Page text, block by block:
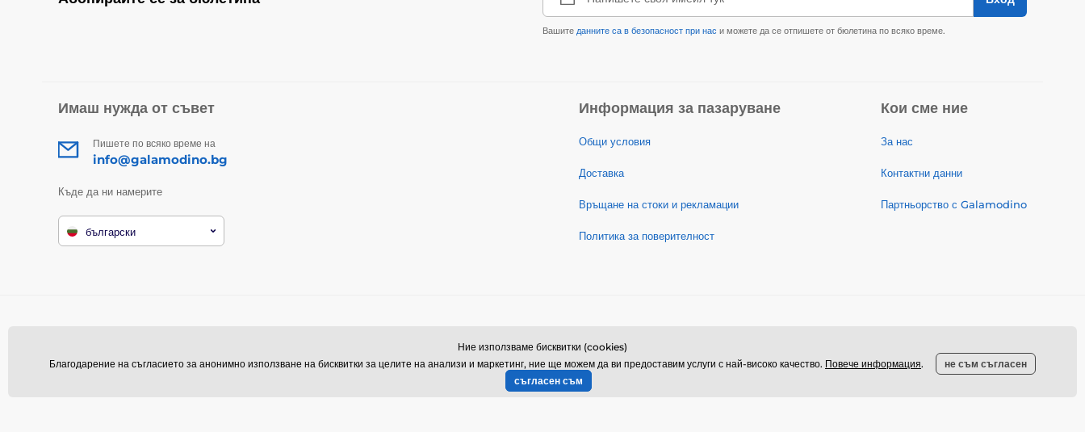
Вашите данните са в безопасност при нас и можете да се отпишете от бюлетина по всяко време.
Имаш нужда от съвет
Пишете по всяко време на
info@galamodino.bg
Къде да ни намерите
български
Информация за пазаруване
Общи условия
Доставка
Връщане на стоки и рекламации
Политика за поверителност
Кои сме ние
За нас
Контактни данни
Партньорство с Galamodino
Ние използваме бисквитки (cookies)
Благодарение на съгласието за анонимно използване на бисквитки за целите на анализи и маркетинг, ние ще можем да ви предоставим услуги с най-високо качество. Повече информация.
не съм съгласен
съгласен съм